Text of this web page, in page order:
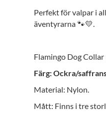
Perfekt för valpar i
äventyrarna 🐾💛.
Flamingo Dog
Färg: Ockra/
Material: Nylon.
Mått: Finns i tre